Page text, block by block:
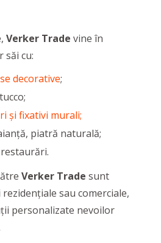
Verker Trade vine în
săi cu:
decorative;
şi fixativi murali;
piatră naturală;
Verker Trade sunt
sau comerciale,
personalizate nevoilor